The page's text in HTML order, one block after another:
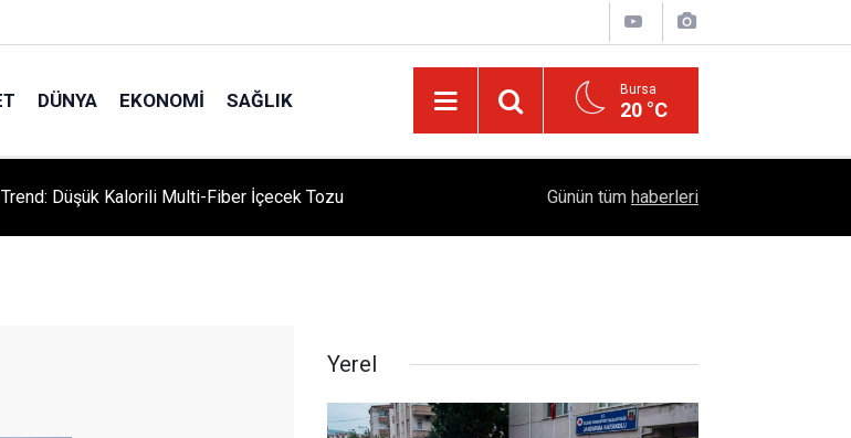
DÜNYA EKONOMI SAĞLIK Bursa
20 °C
Düşük Kalorili Multi-Fiber İçecek Tozu
Sempozyumu Diyarbakır'da!
Günün tüm haberleri
Yerel